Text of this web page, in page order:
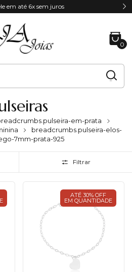
em até 6x sem juros
0
em-prata
breadcrumbs.pulseira-elos-
7mm-prata-925
Filtrar
ATÉ 30% OFF
EM QUANTIDADE